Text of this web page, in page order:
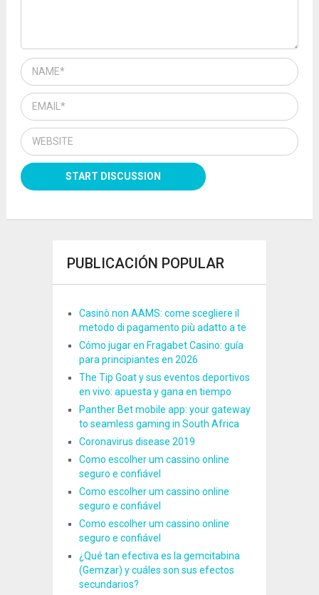
PUBLICACIÓN POPULAR
Casinò non AAMS: come scegliere il
metodo di pagamento più adatto a te
Cómo jugar en Fragabet Casino: guía
para principiantes en 2026
The Tip Goat y sus eventos deportivos
en vivo: apuesta y gana en tiempo
Panther Bet mobile app: your gateway
to seamless gaming in South Africa
Coronavirus disease 2019
Como escolher um cassino online
seguro e confiável
Como escolher um cassino online
seguro e confiável
Como escolher um cassino online
seguro e confiável
¿Qué tan efectiva es la gemcitabina
(Gemzar) y cuáles son sus efectos
secundarios?